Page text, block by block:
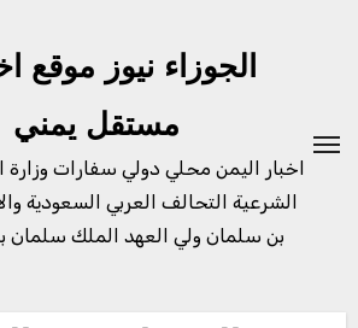
الجوزاء نيوز موقع
مستقل يمني
اخبار اليمن محلي دولي سفارات
الشرعية التحالف العربي السعودية
بن سلمان ولي العهد الملك سلمان